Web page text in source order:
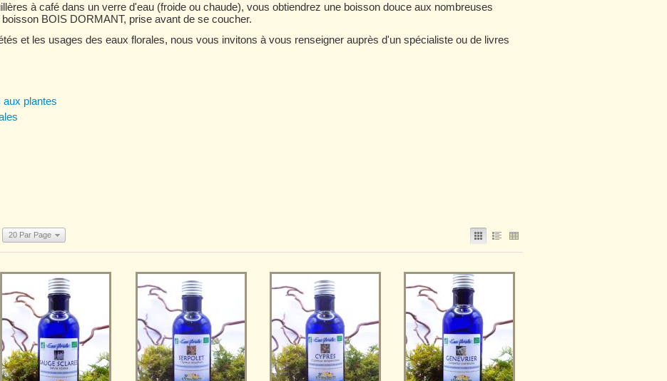
à café dans un verre d'eau (froide ou chaude), vous obtiendrez une boisson douce aux nombreuses
BOIS DORMANT, prise avant de se coucher.
et les usages des eaux florales, nous vous invitons à vous renseigner auprès d'un spécialiste ou de livres
aux plantes
20 Par Page